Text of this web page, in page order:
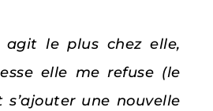
agit le plus chez elle,
elle me refuse (le
une nouvelle